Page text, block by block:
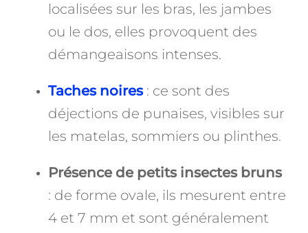
localisées sur les bras, les jambes
ou le dos, elles provoquent des
démangeaisons intenses.
Taches noires: ce sont des
déjections de punaises, visibles sur
les matelas, sommiers ou plinthes.
Présence de petits insectes bruns
: de forme ovale, ils mesurent entre
4 et 7 mm et sont généralement